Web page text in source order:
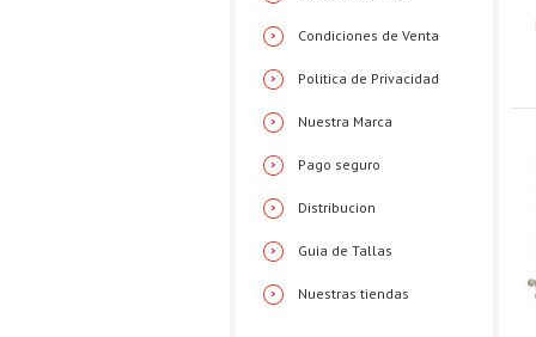
Condiciones de Venta
Politica de Privacidad
Nuestra Marca
Pago seguro
Distribucion
Guia de Tallas
Nuestras tiendas